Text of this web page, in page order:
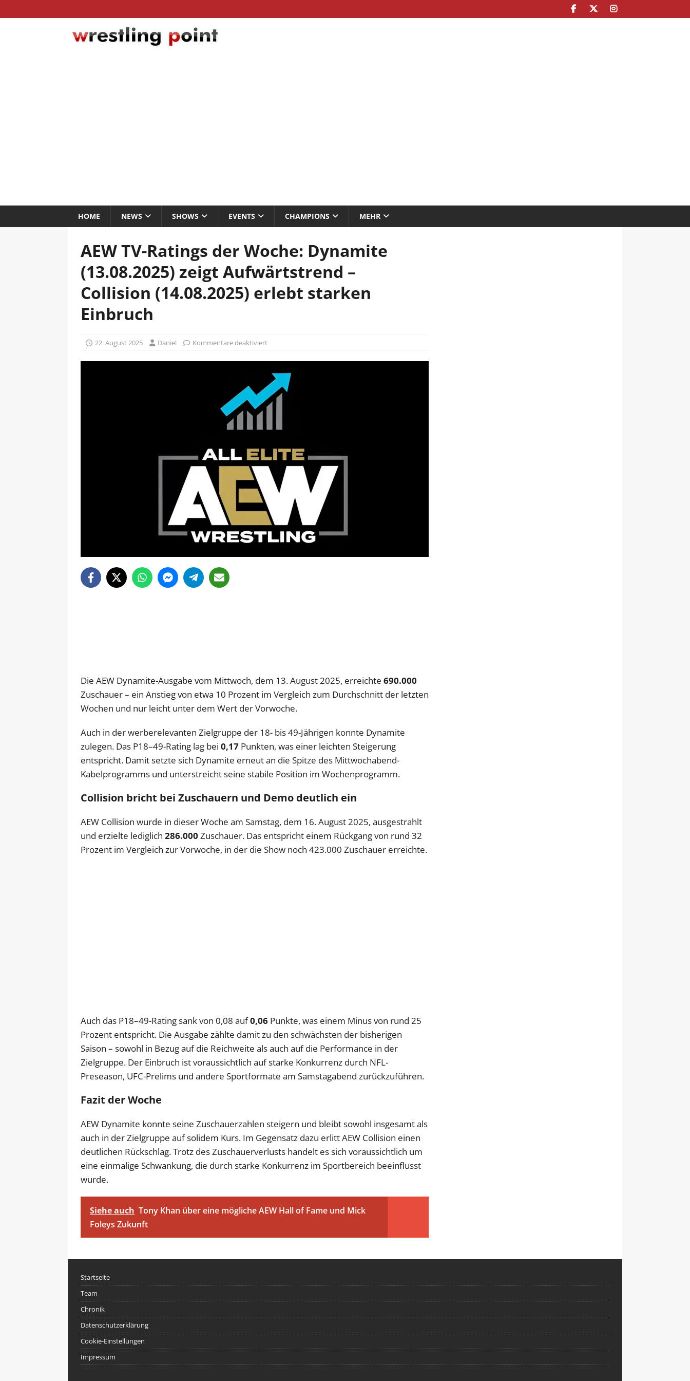
HOME NEWS SHOWS EVENTS CHAMPIONS MEHR
AEW TV-Ratings der Woche: Dynamite
(13.08.2025) zeigt Aufwärtstrend –
Collision (14.08.2025) erlebt starken
Einbruch
22. August 2025 Daniel Kommentare deaktiviert
Die AEW Dynamite-Ausgabe vom Mittwoch, dem 13. August 2025, erreichte 690.000
Zuschauer – ein Anstieg von etwa 10 Prozent im Vergleich zum Durchschnitt der letzten
Wochen und nur leicht unter dem Wert der Vorwoche.
Auch in der werberelevanten Zielgruppe der 18- bis 49-Jährigen konnte Dynamite
zulegen. Das P18–49-Rating lag bei 0,17 Punkten, was einer leichten Steigerung
entspricht. Damit setzte sich Dynamite erneut an die Spitze des Mittwochabend-
Kabelprogramms und unterstreicht seine stabile Position im Wochenprogramm.
Collision bricht bei Zuschauern und Demo deutlich ein
AEW Collision wurde in dieser Woche am Samstag, dem 16. August 2025, ausgestrahlt
und erzielte lediglich 286.000 Zuschauer. Das entspricht einem Rückgang von rund 32
Prozent im Vergleich zur Vorwoche, in der die Show noch 423.000 Zuschauer erreichte.
Auch das P18–49-Rating sank von 0,08 auf0,06 Punkte, was einem Minus von rund 25
Prozent entspricht. Die Ausgabe zählte damit zu den schwächsten der bisherigen
Saison – sowohl in Bezug auf die Reichweite als auch auf die Performance in der
Zielgruppe. Der Einbruch ist voraussichtlich auf starke Konkurrenz durch NFL-
Preseason, UFC-Prelims und andere Sportformate am Samstagabend zurückzuführen.
Fazit der Woche
AEW Dynamite konnte seine Zuschauerzahlen steigern und bleibt sowohl insgesamt als
auch in der Zielgruppe auf solidem Kurs. Im Gegensatz dazu erlitt AEW Collision einen
deutlichen Rückschlag. Trotz des Zuschauerverlusts handelt es sich voraussichtlich um
eine einmalige Schwankung, die durch starke Konkurrenz im Sportbereich beeinflusst
wurde.
Siehe auch Tony Khan über eine mögliche AEW Hall of Fame und Mick
Foleys Zukunft
Startseite
Team
Chronik
Datenschutzerklärung
Cookie-Einstellungen
Impressum